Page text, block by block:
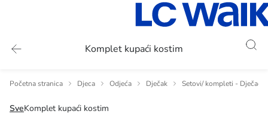
Komplet kupaći kostim
Početna stranica Djeca Odjeća Dječak Setovi/ kompleti - Dječaci
SveKomplet kupaći kostim